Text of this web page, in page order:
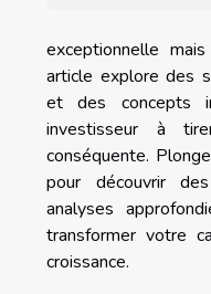
exceptionnelle
article explore des
et des concepts
investisseur à
conséquente.
pour découvrir
analyses
transformer votre
croissance.